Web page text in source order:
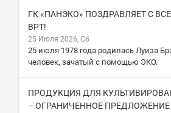
ГК «ПАНЭКО» ПОЗДРАВЛЯЕТ С
ВРТ!
25 Июля 2026, Сб
25 июля 1978 года родилась Луиза
человек, зачатый с помощью ЭКО.
ПРОДУКЦИЯ ДЛЯ
– ОГРАНИЧЕННОЕ ПРЕДЛОЖЕНИЕ